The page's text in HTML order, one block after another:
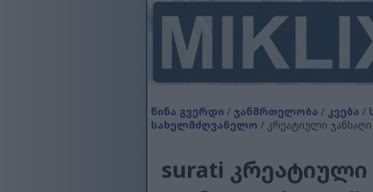
წინა გვერდი / ჯანმრთელობა / კვება /
სახელმძღვანელო / კრეატიული
surati